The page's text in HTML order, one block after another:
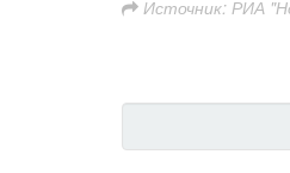
Источник: РИА